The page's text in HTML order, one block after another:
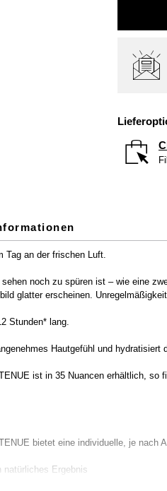
Tag an der frischen Luft.
noch zu spüren ist – wie eine
glatter erscheinen.
Stunden* lang.
Hautgefühl und hydratisiert
ist in 35 Nuancen erhältlich, so
bietet eine individuelle, je nach
Ergebnis